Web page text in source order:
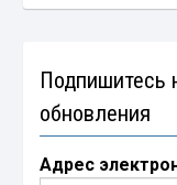
Подпишитесь
обновления
Адрес